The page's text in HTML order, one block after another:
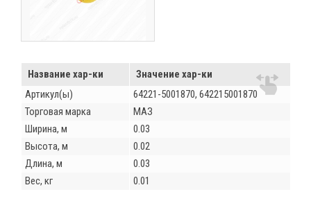
Название хар-ки
Значение хар-ки
Артикул(ы)
64221-5001870, 642215001870
Торговая марка
МАЗ
Ширина, м
0.03
Высота, м
0.02
Длина, м
0.03
Вес, кг
0.01